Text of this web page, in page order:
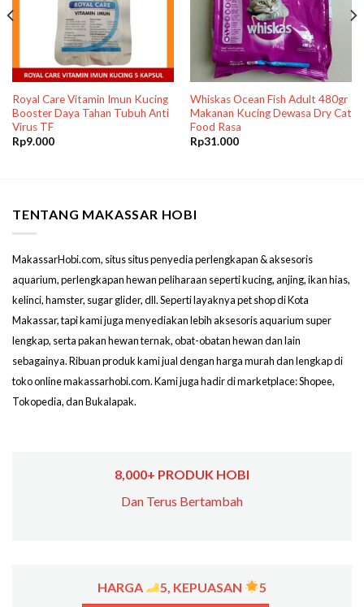
Royal Care Vitamin Imun Kucing
Booster Daya Tahan Tubuh Anti
Virus TF
Rp9.000
Whiskas Ocean Fish Adult 480gr
Makanan Kucing Dewasa Dry Cat
Food Rasa
Rp31.000
TENTANG MAKASSAR HOBI
MakassarHobi.com, situs situs penyedia perlengkapan & aksesoris
aquarium, perlengkapan hewan peliharaan seperti kucing, anjing, ikan hias,
kelinci, hamster, sugar glider, dll. Seperti layaknya pet shop di Kota
Makassar, tapi kami juga menyediakan lebih aksesoris aquarium super
lengkap, serta pakan hewan ternak, obat-obatan hewan dan lain
sebagainya. Ribuan produk kami jual dengan harga murah dan lengkap di
toko online makassarhobi.com. Kami juga hadir di marketplace: Shopee,
Tokopedia, dan Bukalapak.
8,000+ PRODUK HOBI
Dan Terus Bertambah
HARGA 5, KEPUASAN 5